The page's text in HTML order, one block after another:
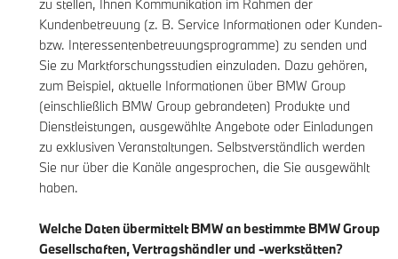
zu stellen, Ihnen Kommunikation im Rahmen der
Kundenbetreuung (z. B. Service Informationen oder Kunden-
bzw. Interessentenbetreuungsprogramme) zu senden und
Sie zu Marktforschungsstudien einzuladen. Dazu gehören,
zum Beispiel, aktuelle Informationen über BMW Group
(einschließlich BMW Group gebrandeten) Produkte und
Dienstleistungen, ausgewählte Angebote oder Einladungen
zu exklusiven Veranstaltungen. Selbstverständlich werden
Sie nur über die Kanäle angesprochen, die Sie ausgewählt
haben.
Welche Daten übermittelt BMW an bestimmte BMW Group
Gesellschaften, Vertragshändler und -werkstätten?